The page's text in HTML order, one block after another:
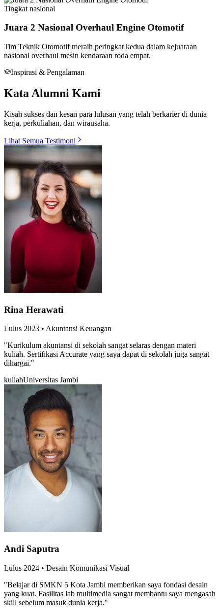
Tingkat nasional
Juara 2 Nasional Overhaul Engine Otomotif
Tim Teknik Otomotif meraih peringkat kedua dalam kejuaraan
nasional overhaul mesin kendaraan roda empat.
Inspirasi & Pengalaman
Kata Alumni Kami
Kisah sukses dan kesan para lulusan yang telah berkarier di dunia
kerja, perkuliahan, dan wirausaha.
Lihat Semua Testimoni
Rina Herawati
Lulus 2023 • Akuntansi Keuangan
"Kurikulum akuntansi di sekolah sangat selaras dengan materi
kuliah. Sertifikasi Accurate yang saya dapat di sekolah juga sangat
dihargai."
kuliahUniversitas Jambi
Andi Saputra
Lulus 2024 • Desain Komunikasi Visual
"Belajar di SMKN 5 Kota Jambi memberikan saya fondasi desain
yang kuat. Fasilitas lab multimedia sangat membantu saya mengasah
skill sebelum masuk dunia kerja."